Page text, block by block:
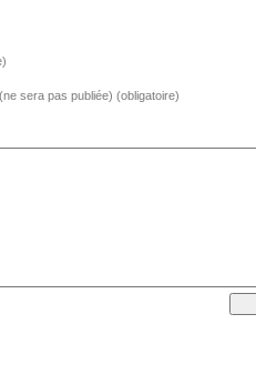
sera pas publiée) (obligatoire)